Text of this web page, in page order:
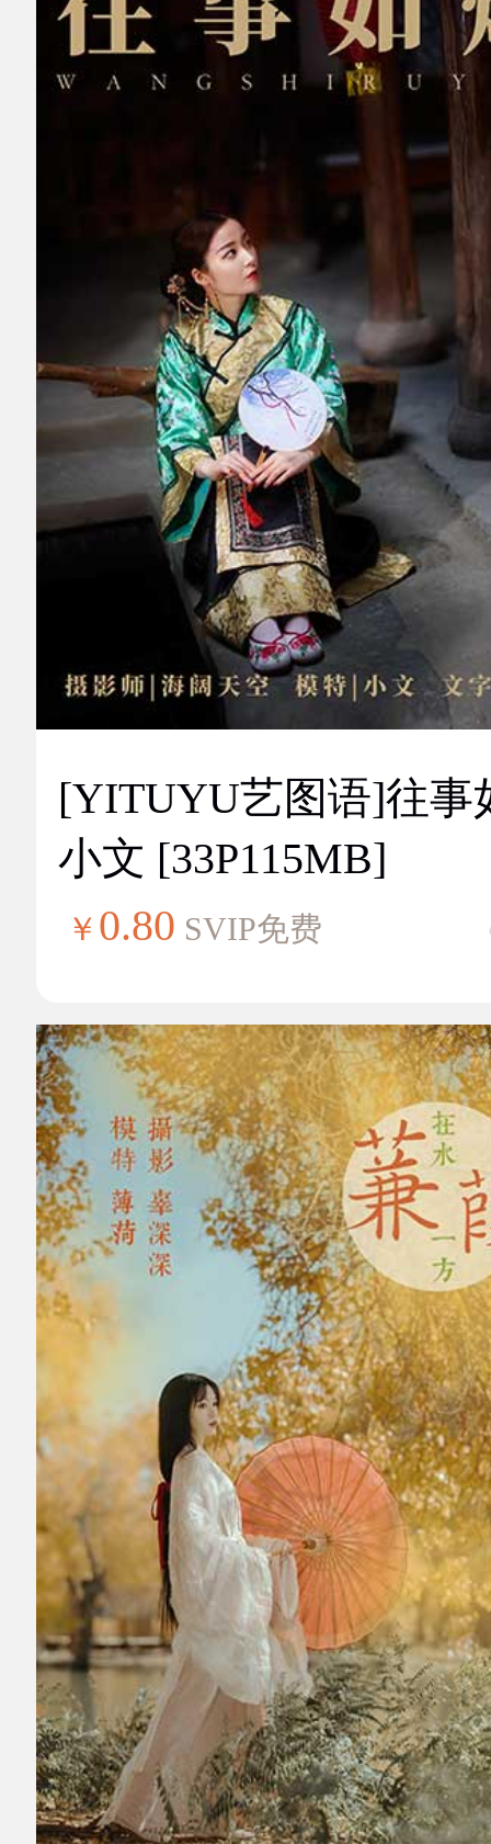
[YITUYU艺图语]往事
小文 [33P115MB]
￥ 0.80 SVIP免费